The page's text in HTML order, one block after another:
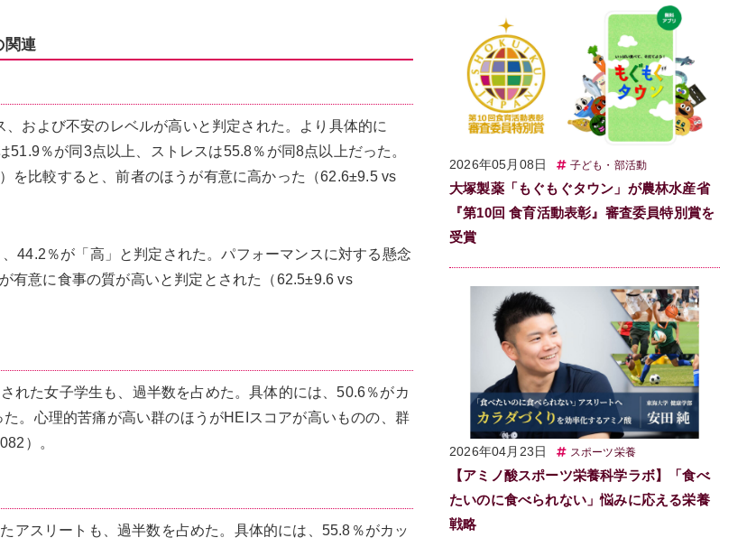
関連
および不安のレベルが高いと判定された。より具体的に
％が同3点以上、ストレスは55.8％が同8点以上だった。
を比較すると、前者のほうが有意に高かった（62.6±9.5 vs
44.2％が「高」と判定された。パフォーマンスに対する懸念
有意に食事の質が高いと判定とされた（62.5±9.6 vs
れた女子学生も、過半数を占めた。具体的には、50.6％がカ
。心理的苦痛が高い群のほうがHEIスコアが高いものの、群
）。
アスリートも、過半数を占めた。具体的には、55.8％がカッ
2026年05月08日 子ども・部活動
大塚製薬「もぐもぐタウン」が農林水産省
『第10回 食育活動表彰』審査委員特別賞を
受賞
2026年04月23日 スポーツ栄養
【アミノ酸スポーツ栄養科学ラボ】「食べ
たいのに食べられない」悩みに応える栄養
戦略